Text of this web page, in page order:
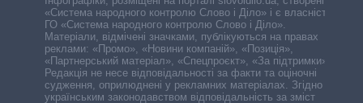
«Система народного контролю Слово і Діло» і є власністю
ГО «Система народного контролю Слово і Діло».
Матеріали, відмічені значками, публікуються на правах
реклами: «Промо», «Новини компаній», «Позиція»,
«Партнерський матеріал», «Спецпроєкт», «За підтримки».
Редакція не несе відповідальності за факти та оціночні
судження, оприлюднені у рекламних матеріалах. Згідно з
українським законодавством відповідальність за зміст